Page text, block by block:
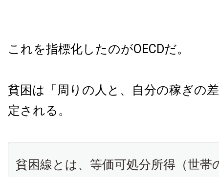
これを指標化したのがOECDだ。
貧困は「周りの人と、自分の稼ぎの
定される。
貧困線とは、等価可処分所得（世帯